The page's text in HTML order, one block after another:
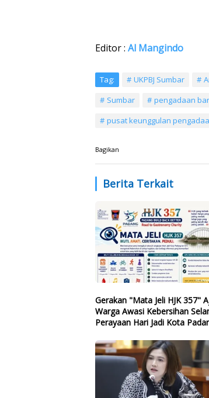
Editor : Al Mangindo
Tag: UKPBJ Sumbar
Sumbar
pengadaan
pusat keunggulan
Bagikan
Berita Terkait
Gerakan "Mata Jeli HJK 357"
Warga Awasi Kebersihan
Perayaan Hari Jadi Kota